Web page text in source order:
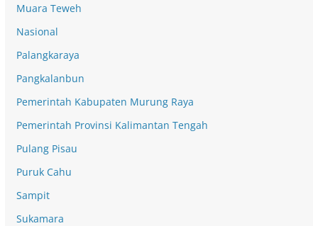
Muara Teweh
Nasional
Palangkaraya
Pangkalanbun
Pemerintah Kabupaten Murung Raya
Pemerintah Provinsi Kalimantan Tengah
Pulang Pisau
Puruk Cahu
Sampit
Sukamara